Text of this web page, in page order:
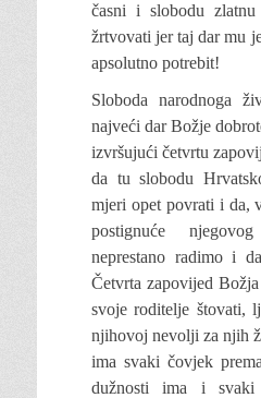
časni i slobodu
žrtvovati jer taj dar mu
apsolutno potrebit!
Sloboda narodnoga
najveći dar Božje
izvršujući četvrtu
da tu slobodu
mjeri opet povrati i da,
postignuće
neprestano radimo i
Četvrta zapovijed
svoje roditelje štovati,
njihovoj nevolji za njih
ima svaki čovjek
dužnosti ima i